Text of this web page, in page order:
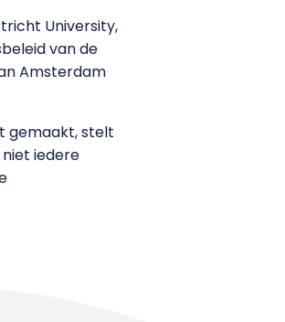
University,
van de
Amsterdam
gemaakt, stelt
iedere